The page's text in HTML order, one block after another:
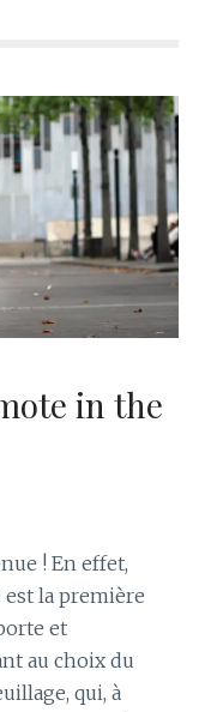
in the
! En effet,
la première
et
au choix du
qui, à